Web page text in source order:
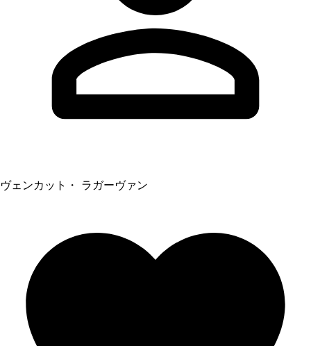
ヴェンカット・ ラガーヴァン